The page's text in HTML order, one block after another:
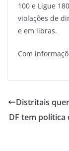
100 e Ligue
violações de
e em libras.
Com
Distritais
DF tem política